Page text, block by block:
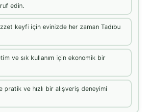
edin.
keyfi için evinizde her zaman Tadıbu
ve sık kullanım için ekonomik bir
pratik ve hızlı bir alışveriş deneyimi